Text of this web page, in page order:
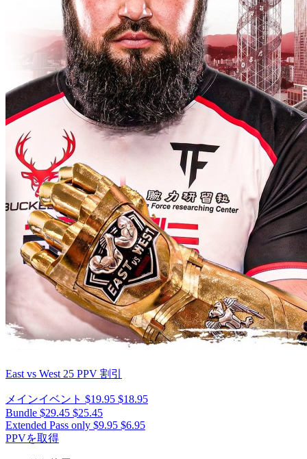
East vs West 25 PPV 割引
メインイベント $19.95 $18.95
Bundle $29.45 $25.45
Extended Pass only $9.95 $6.95
PPVを取得